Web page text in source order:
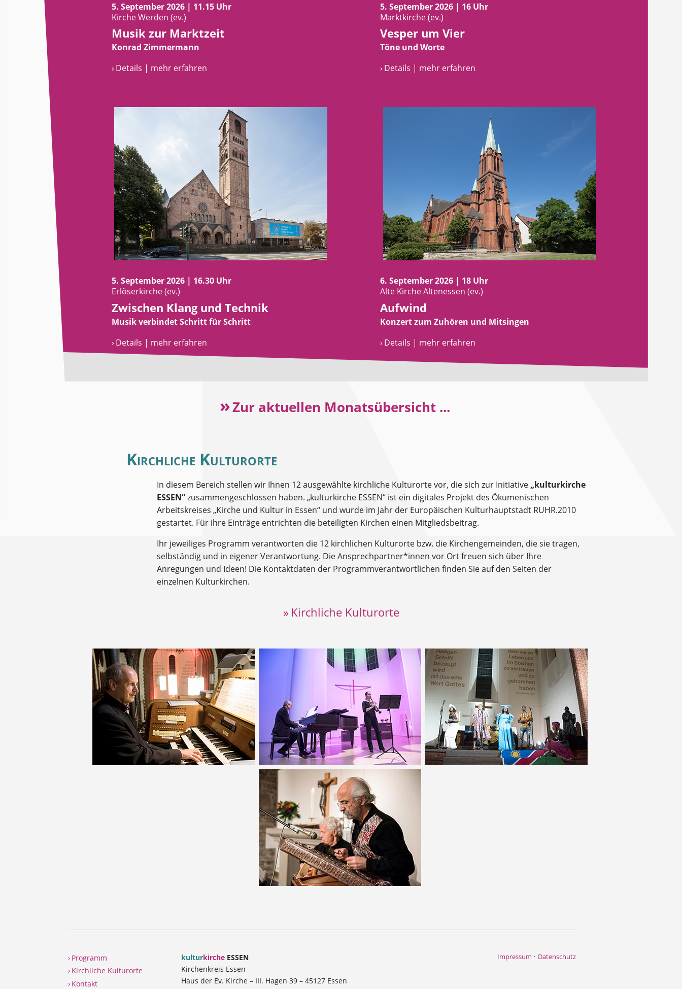
5. September 2026 | 11.15 Uhr
Kirche Werden (ev.)
Musik zur Marktzeit
Konrad Zimmermann
› Details | mehr erfahren
5. September 2026 | 16 Uhr
Marktkirche (ev.)
Vesper um Vier
Töne und Worte
› Details | mehr erfahren
5. September 2026 | 16.30 Uhr
Erlöserkirche (ev.)
Zwischen Klang und Technik
Musik verbindet Schritt für Schritt
› Details | mehr erfahren
6. September 2026 | 18 Uhr
Alte Kirche Altenessen (ev.)
Aufwind
Konzert zum Zuhören und Mitsingen
› Details | mehr erfahren
»Zur aktuellen Monatsübersicht ...
Kirchliche Kulturorte
In diesem Bereich stellen wir Ihnen 12 ausgewählte kirchliche Kulturorte vor, die sich zur Initiative „kulturkirche
ESSEN“zusammengeschlossen haben. „kulturkirche ESSEN“ ist ein digitales Projekt des Ökumenischen
Arbeitskreises „Kirche und Kultur in Essen“ und wurde im Jahr der Europäischen Kulturhauptstadt RUHR.2010
gestartet. Für ihre Einträge entrichten die beteiligten Kirchen einen Mitgliedsbeitrag.
Ihr jeweiliges Programm verantworten die 12 kirchlichen Kulturorte bzw. die Kirchengemeinden, die sie tragen,
selbständig und in eigener Verantwortung. Die Ansprechpartner*innen vor Ort freuen sich über Ihre
Anregungen und Ideen! Die Kontaktdaten der Programmverantwortlichen finden Sie auf den Seiten der
einzelnen Kulturkirchen.
» Kirchliche Kulturorte
› Programm
› Kirchliche Kulturorte
› Kontakt
kulturkirche ESSEN
Kirchenkreis Essen
Haus der Ev. Kirche – III. Hagen 39 – 45127 Essen
Impressum · Datenschutz